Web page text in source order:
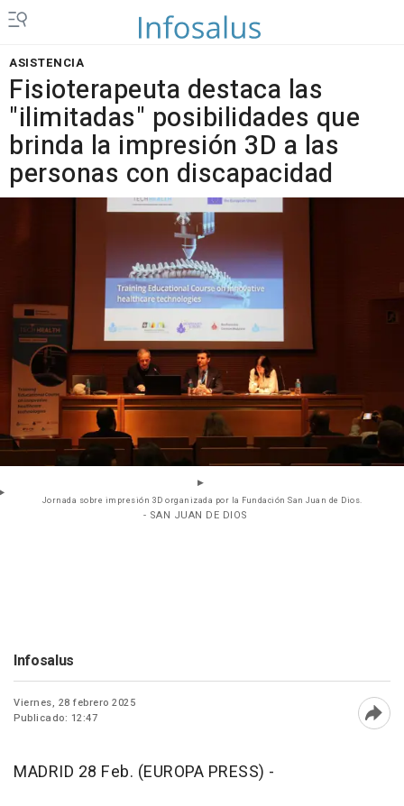
ASISTENCIA
Fisioterapeuta destaca las
"ilimitadas" posibilidades que
brinda la impresión 3D a las
personas con discapacidad
Jornada sobre impresión 3D organizada por la Fundación San Juan de Dios.
- SAN JUAN DE DIOS
Infosalus
Viernes, 28 febrero 2025
Publicado: 12:47
MADRID 28 Feb. (EUROPA PRESS) -